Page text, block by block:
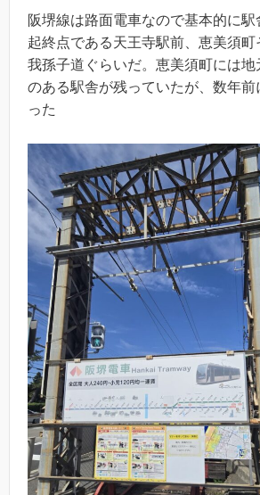
阪堺線は路面電車なので基本的に
起終点である天王寺駅前、恵美須町
我孫子道ぐらいだ。恵美須町には地
のある駅舎が残っていたが、数年前
った